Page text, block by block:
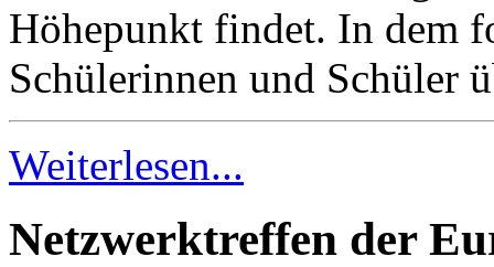
Höhepunkt findet. In dem
Schülerinnen und Schüler
Weiterlesen...
Netzwerktreffen der